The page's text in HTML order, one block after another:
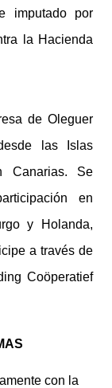
imputado por
la Hacienda
de Oleguer
las Islas
Canarias. Se
en
y Holanda,
a través de
Coöperatief
con la